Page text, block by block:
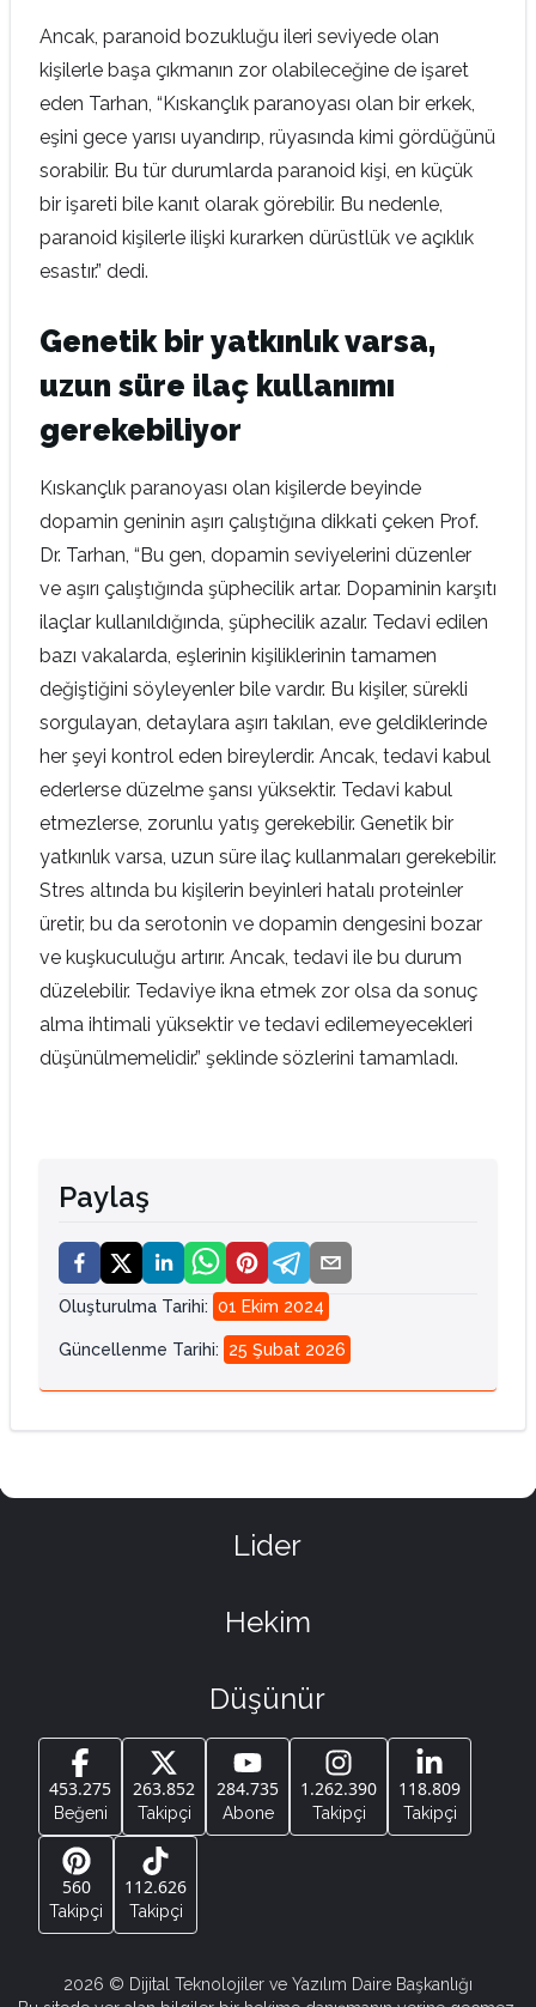
Ancak, paranoid bozukluğu ileri seviyede olan
kişilerle başa çıkmanın zor olabileceğine de işaret
eden Tarhan, “Kıskançlık paranoyası olan bir erkek,
eşini gece yarısı uyandırıp, rüyasında kimi gördüğünü
sorabilir. Bu tür durumlarda paranoid kişi, en küçük
bir işareti bile kanıt olarak görebilir. Bu nedenle,
paranoid kişilerle ilişki kurarken dürüstlük ve açıklık
esastır.” dedi.
Genetik bir yatkınlık varsa,
uzun süre ilaç kullanımı
gerekebiliyor
Kıskançlık paranoyası olan kişilerde beyinde
dopamin geninin aşırı çalıştığına dikkati çeken Prof.
Dr. Tarhan, “Bu gen, dopamin seviyelerini düzenler
ve aşırı çalıştığında şüphecilik artar. Dopaminin karşıtı
ilaçlar kullanıldığında, şüphecilik azalır. Tedavi edilen
bazı vakalarda, eşlerinin kişiliklerinin tamamen
değiştiğini söyleyenler bile vardır. Bu kişiler, sürekli
sorgulayan, detaylara aşırı takılan, eve geldiklerinde
her şeyi kontrol eden bireylerdir. Ancak, tedavi kabul
ederlerse düzelme şansı yüksektir. Tedavi kabul
etmezlerse, zorunlu yatış gerekebilir. Genetik bir
yatkınlık varsa, uzun süre ilaç kullanmaları gerekebilir.
Stres altında bu kişilerin beyinleri hatalı proteinler
üretir, bu da serotonin ve dopamin dengesini bozar
ve kuşkuculuğu artırır. Ancak, tedavi ile bu durum
düzelebilir. Tedaviye ikna etmek zor olsa da sonuç
alma ihtimali yüksektir ve tedavi edilemeyecekleri
düşünülmemelidir.” şeklinde sözlerini tamamladı.
Paylaş
Oluşturulma Tarihi: 01 Ekim 2024
Güncellenme Tarihi: 25 Şubat 2026
Lider
Hekim
Düşünür
453.275
Beğeni
263.852
Takipçi
284.735
Abone
1.262.390
Takipçi
118.809
Takipçi
560
Takipçi
112.626
Takipçi
2026 © Dijital Teknolojiler ve Yazılım Daire Başkanlığı